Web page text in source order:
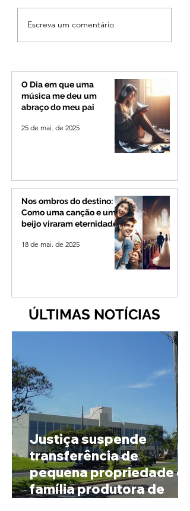
Jovem de 24 anos é
morto após briga
durante luau no
Paranaíba
Escreva um comentário
O Dia em que uma
música me deu um
abraço do meu pai
25 de mai. de 2025
Nos ombros do destino:
Como uma canção e um
beijo viraram eternidade
18 de mai. de 2025
ÚLTIMAS NOTÍCIAS
Justiça suspende
transferência de
pequena propriedade de
família produtora de